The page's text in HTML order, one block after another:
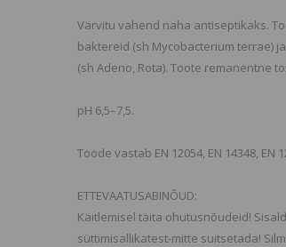
Värvitu vahend naha antiseptikaks.
baktereid (sh Mycobacterium terrae)
(sh Adeno, Rota). Toote remanentne
pH 6,5–7,5.
Toode vastab EN 12054, EN 14348, EN
ETTEVAATUSABINÕUD:
Käitlemisel täita ohutusnõudeid!
süttimisallikatest-mitte suitsetada!
hari, Super